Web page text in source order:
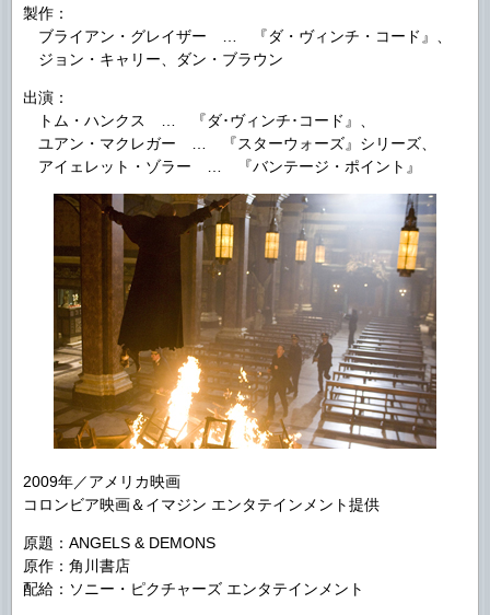
製作：
ブライアン・グレイザー … 『ダ・ヴィンチ・コード』、
ジョン・キャリー、ダン・ブラウン
出演：
トム・ハンクス … 『ダ･ヴィンチ･コード』、
ユアン・マクレガー … 『スターウォーズ』シリーズ、
アイェレット・ゾラー … 『バンテージ・ポイント』
2009年／アメリカ映画
コロンビア映画＆イマジン エンタテインメント提供
原題：ANGELS & DEMONS
原作：角川書店
配給：ソニー・ピクチャーズ エンタテインメント